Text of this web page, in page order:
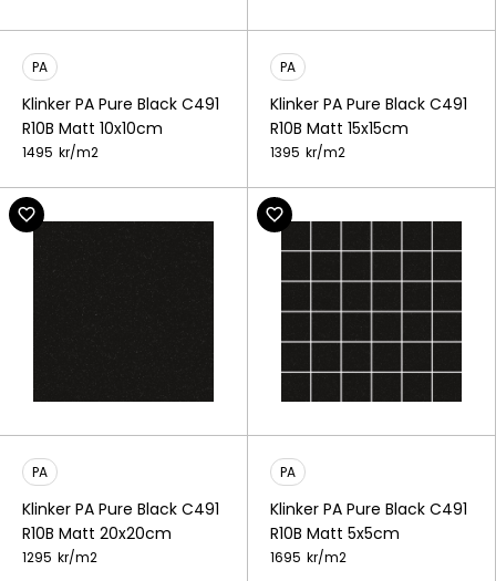
PA
Klinker PA Pure Black C491
R10B Matt 10x10cm
1495 kr/m2
PA
Klinker PA Pure Black C491
R10B Matt 15x15cm
1395 kr/m2
PA
Klinker PA Pure Black C491
R10B Matt 20x20cm
1295 kr/m2
PA
Klinker PA Pure Black C491
R10B Matt 5x5cm
1695 kr/m2